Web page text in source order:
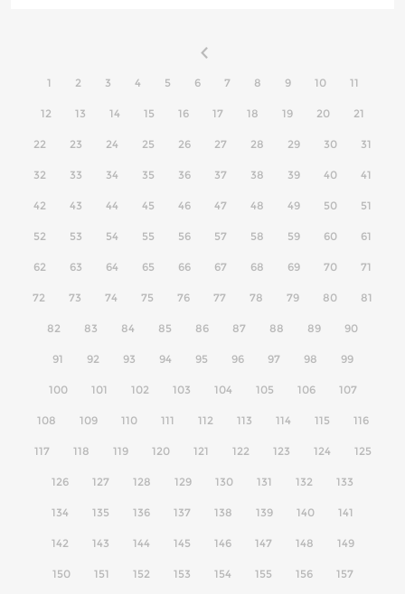
1 2 3 4 5 6 7 8 9 10 11
12 13 14 15 16 17 18 19 20 21
22 23 24 25 26 27 28 29 30 31
32 33 34 35 36 37 38 39 40 41
42 43 44 45 46 47 48 49 50 51
52 53 54 55 56 57 58 59 60 61
62 63 64 65 66 67 68 69 70 71
72 73 74 75 76 77 78 79 80 81
82 83 84 85 86 87 88 89 90
91 92 93 94 95 96 97 98 99
100 101 102 103 104 105 106 107
108 109 110 111 112 113 114 115 116
117 118 119 120 121 122 123 124 125
126 127 128 129 130 131 132 133
134 135 136 137 138 139 140 141
142 143 144 145 146 147 148 149
150 151 152 153 154 155 156 157